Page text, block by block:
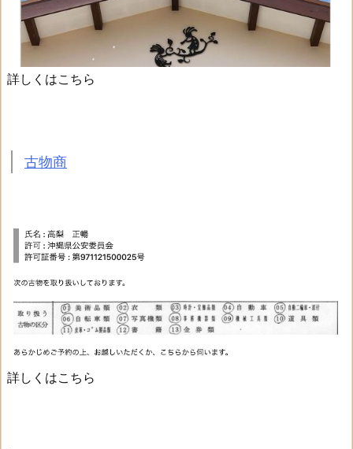
詳しくはこちら
古物商
詳しくはこちら